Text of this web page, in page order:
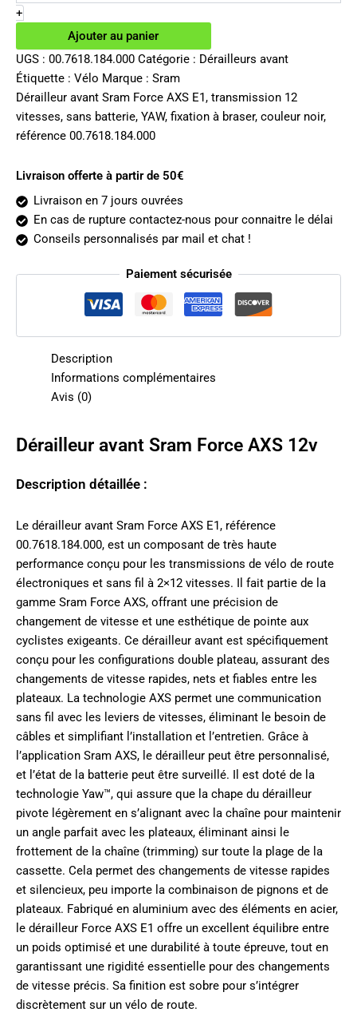
avant
Sram
AXS
12v
+
Ajouter au panier
UGS : 00.7618.184.000 Catégorie : Dérailleurs avant
Étiquette : Vélo Marque : Sram
Dérailleur avant Sram Force AXS E1, transmission 12
vitesses, sans batterie, YAW, fixation à braser, couleur noir,
référence 00.7618.184.000
Livraison offerte à partir de 50€
Livraison en 7 jours ouvrées
En cas de rupture contactez-nous pour connaitre le délai
Conseils personnalisés par mail et chat !
Paiement sécurisée
Description
Informations complémentaires
Avis (0)
Dérailleur avant Sram Force AXS 12v
Description détaillée :
Le dérailleur avant Sram Force AXS E1, référence
00.7618.184.000, est un composant de très haute
performance conçu pour les transmissions de vélo de route
électroniques et sans fil à 2×12 vitesses. Il fait partie de la
gamme Sram Force AXS, offrant une précision de
changement de vitesse et une esthétique de pointe aux
cyclistes exigeants. Ce dérailleur avant est spécifiquement
conçu pour les configurations double plateau, assurant des
changements de vitesse rapides, nets et fiables entre les
plateaux. La technologie AXS permet une communication
sans fil avec les leviers de vitesses, éliminant le besoin de
câbles et simplifiant l’installation et l’entretien. Grâce à
l’application Sram AXS, le dérailleur peut être personnalisé,
et l’état de la batterie peut être surveillé. Il est doté de la
technologie Yaw™, qui assure que la chape du dérailleur
pivote légèrement en s’alignant avec la chaîne pour maintenir
un angle parfait avec les plateaux, éliminant ainsi le
frottement de la chaîne (trimming) sur toute la plage de la
cassette. Cela permet des changements de vitesse rapides
et silencieux, peu importe la combinaison de pignons et de
plateaux. Fabriqué en aluminium avec des éléments en acier,
le dérailleur Force AXS E1 offre un excellent équilibre entre
un poids optimisé et une durabilité à toute épreuve, tout en
garantissant une rigidité essentielle pour des changements
de vitesse précis. Sa finition est sobre pour s’intégrer
discrètement sur un vélo de route.